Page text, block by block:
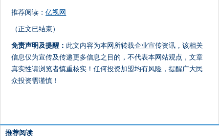
推荐阅读：亿视网
（正文已结束）
免责声明及提醒： 此文内容为本网所转载企业宣传资讯，该相关
信息仅为宣传及传递更多信息之目的，不代表本网站观点，文章
真实性请浏览者慎重核实！任何投资加盟均有风险，提醒广大民
众投资需谨慎！
推荐阅读